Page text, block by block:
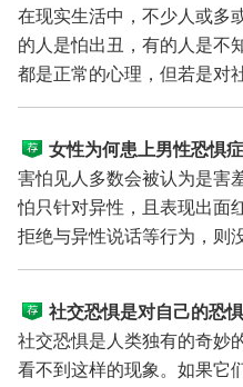
知
在现实生活中，不少人或多
的人是怕出丑，有的人是不
都是正常的心理，但若是对
没有必要...
女性为何患上男性恐惧症
害怕见人多数会被认为是害
怕只针对异性，且表现出面
拒绝与异性说话等行为，则
了。 男性恐...
社交恐惧是对自己的恐惧
社交恐惧是人类独有的奇妙
看不到这样的现象。如果它